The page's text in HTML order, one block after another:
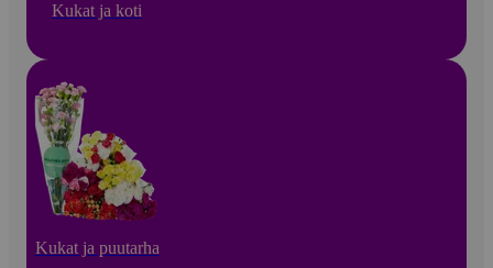
Kukat ja koti
Kukat ja puutarha